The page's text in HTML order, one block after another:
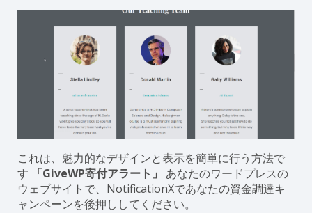
これは、魅力的なデザインと表示を簡単に行う方法で
す 「GiveWP寄付アラート」 あなたのワードプレスの
ウェブサイトで、NotificationXであなたの資金調達キ
ャンペーンを後押ししてください。